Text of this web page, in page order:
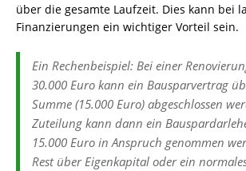
über die gesamte Laufzeit. Dies kann bei
Finanzierungen ein wichtiger Vorteil sein.
Ein Rechenbeispiel: Bei einer
30.000 Euro kann ein Bausparvertrag
Summe (15.000 Euro) abgeschlossen
Zuteilung kann dann ein
15.000 Euro in Anspruch genommen
Rest über Eigenkapital oder ein